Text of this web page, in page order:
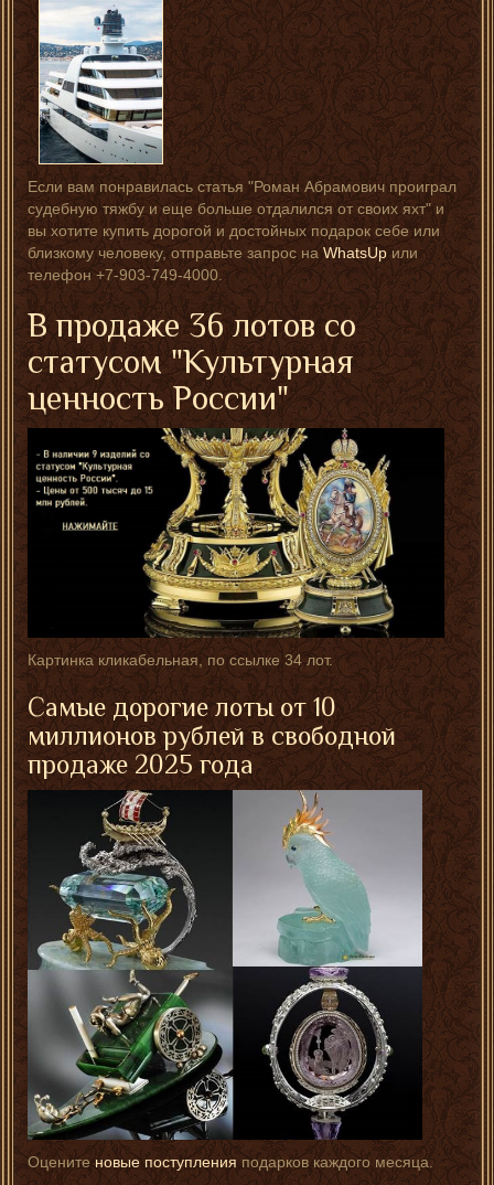
Если вам понравилась статья "Роман Абрамович проиграл
судебную тяжбу и еще больше отдалился от своих яхт" и
вы хотите купить дорогой и достойных подарок себе или
близкому человеку, отправьте запрос наWhatsUpили
телефон +7-903-749-4000.
В продаже 36 лотов со
статусом "Культурная
ценность России"
Картинка кликабельная, по ссылке 34 лот.
Самые дорогие лоты от 10
миллионов рублей в свободной
продаже 2025 года
Оценитеновые поступления подарков каждого месяца.